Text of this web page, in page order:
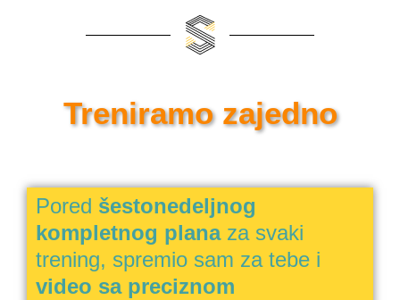
Treniramo zajedno
Pored šestonedeljnog
kompletnog planaza svaki
trening, spremio sam za tebe i
video sa preciznom